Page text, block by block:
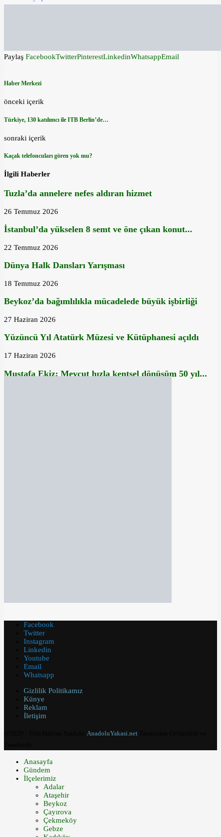
Paylaş FacebookTwitterPinterestLinkedinWhatsappEmail
Haber Merkezi
önceki içerik
Türkiye, 130 katılımcı ile ITB Berlin’de…
sonraki içerik
Kaçak telefoncuları gören yok mu?
İlgili Haberler
Tuzla’da annelere nefes aldıran hizmet
26 Temmuz 2026
İstanbul’da yükselen 8 semt ve öne çıkan konut...
22 Temmuz 2026
Dünya Halk Dansları Yarışması
18 Temmuz 2026
Beykoz’da bağımlılıkla mücadelede büyük işbirliği
27 Haziran 2026
Yüzüncü Yıl Atatürk Müzesi ve Kütüphanesi açıldı
17 Haziran 2026
Mustafa Ekiz: Mevcut hızla kentsel dönüşüm 50 yıl...
Facebook
Twitter
Instagram
Linkedin
Youtube
Email
Whatsapp
Gizlilik Politikamız
Künye
Reklam
İletişim
AnadoluYakasi.net
Anasayfa
Gündem
İlçelerimiz
Adalar
Ataşehir
Beykoz
Çayırova
Çekmeköy
Gebze